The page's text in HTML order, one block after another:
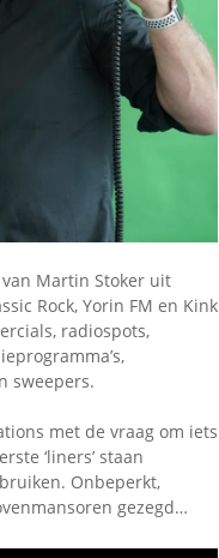
Martin Stoker uit
Rock, Yorin FM en Kink
radiospots,
sweepers.
met de vraag om iets
‘liners’ staan
Onbeperkt,
gezegd…